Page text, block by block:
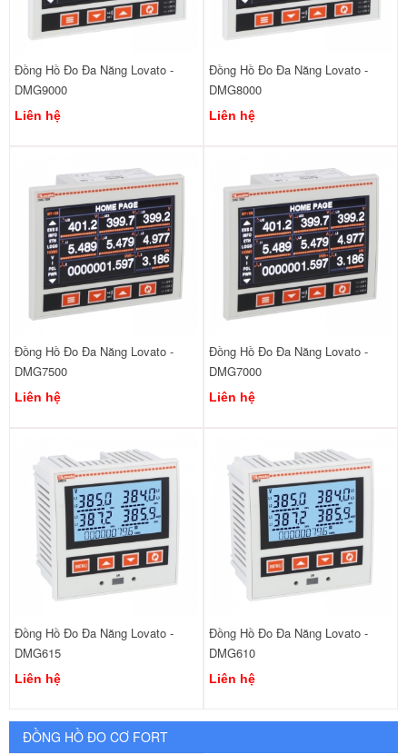
Đồng Hồ Đo Đa Năng Lovato -
DMG9000
Liên hệ
Đồng Hồ Đo Đa Năng Lovato -
DMG8000
Liên hệ
Đồng Hồ Đo Đa Năng Lovato -
DMG7500
Liên hệ
Đồng Hồ Đo Đa Năng Lovato -
DMG7000
Liên hệ
Đồng Hồ Đo Đa Năng Lovato -
DMG615
Liên hệ
Đồng Hồ Đo Đa Năng Lovato -
DMG610
Liên hệ
ĐỒNG HỒ ĐO CƠ FORT